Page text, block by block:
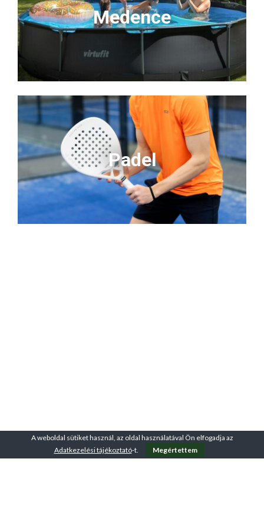
Medence
Padel
A weboldal sütiket használ, az oldal használatával Ön elfogadja az
Adatkezelési tájékoztató-t. Megértettem